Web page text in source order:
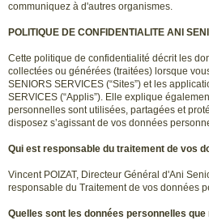
communiquez à d'autres organismes.
POLITIQUE DE CONFIDENTIALITE ANI
Cette politique de confidentialité décrit les
collectées ou générées (traitées) lorsque
SENIORS SERVICES (“Sites”) et les
SERVICES (“Applis”). Elle explique
personnelles sont utilisées, partagées et
disposez s’agissant de vos données
Qui est responsable du traitement de vos
Vincent POIZAT, Directeur Général d'Ani
responsable du Traitement de vos données
Quelles sont les données personnelles